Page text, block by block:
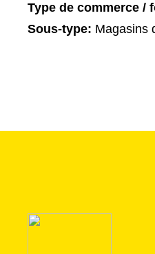
Type de commerce /
Sous-type: Magasins